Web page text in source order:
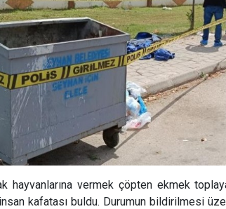
hayvanlarına vermek çöpten ekmek
kafatası buldu. Durumun bildirilmesi